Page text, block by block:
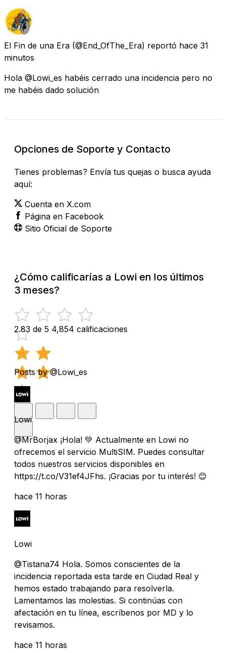
El Fin de una Era (@End_OfThe_Era) reportó hace 31
minutos
Hola @Lowi_es habéis cerrado una incidencia pero no
me habéis dado solución
Opciones de Soporte y Contacto
Tienes problemas? Envía tus quejas o busca ayuda
aquí:
Cuenta en X.com
Página en Facebook
Sitio Oficial de Soporte
¿Cómo calificarías a Lowi en los últimos
3 meses?
2.83 de 5 4,854 calificaciones
Posts by @Lowi_es
Lowi
@MrBorjax ¡Hola! 💚 Actualmente en Lowi no
ofrecemos el servicio MultiSIM. Puedes consultar
todos nuestros servicios disponibles en
https://t.co/V31ef4JFhs. ¡Gracias por tu interés! 😊
hace 11 horas
Lowi
@Tistana74 Hola. Somos conscientes de la
incidencia reportada esta tarde en Ciudad Real y
hemos estado trabajando para resolverla.
Lamentamos las molestias. Si continúas con
afectación en tu línea, escríbenos por MD y lo
revisamos.
hace 11 horas